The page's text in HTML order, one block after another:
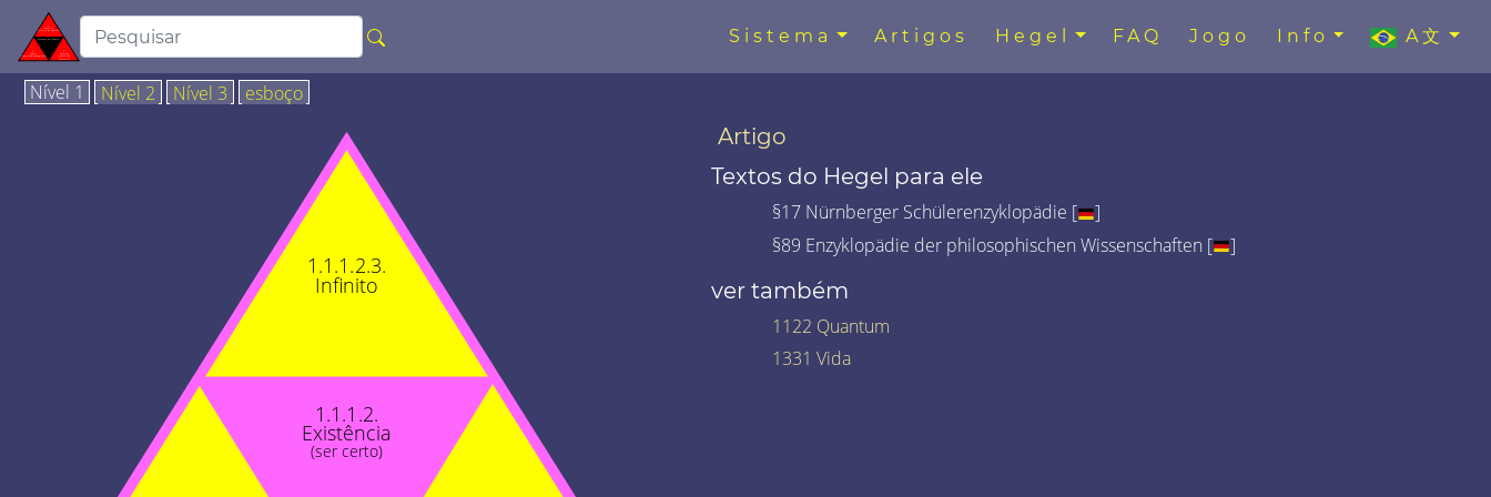
Sistema Artigos Hegel FAQ Jogo Info A文
Nível 1 Nível 2 Nível 3 esboço
1.1.1.2.
Existência
(ser certo)
1.1.1.2.3.
Infinito
Artigo
Textos do Hegel para ele
§17 Nürnberger Schülerenzyklopädie [
]
§89 Enzyklopädie der philosophischen Wissenschaften [
]
ver também
1122 Quantum
1331 Vida